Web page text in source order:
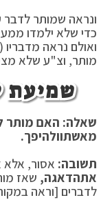
ונראה שמותר לדבר
כדי שלא ילמדו
ואולם נראה
מותר, וצ"ע שלא
שמיעת
שאלה: האם מותר
מאשתוולהיפך.
תשובה: אסור, אלא
אתהדאגה, שאז
לדברים [וראה